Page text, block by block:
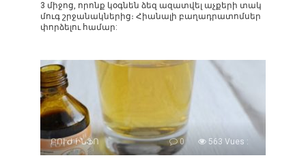
3 միջոց, որոնք կօգնեն ձեզ ազատվել աչքերի տակ
մուգ շրջանակներից։ Հիանալի բաղադրատոմսեր
փորձելու համար:
ԲՈՒԺ ԻՆՖՈ 0 563 Vues :